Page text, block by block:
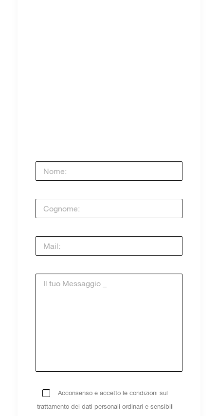
Acconsenso e accetto le condizioni sul
trattamento dei dati personali ordinari e sensibili